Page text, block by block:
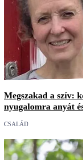
Megszakad a szív:
nyugalomra anyát
CSALÁD